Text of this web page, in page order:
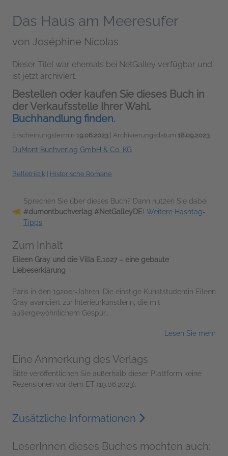
Das Haus am Meeresufer
von Joséphine Nicolas
Dieser Titel war ehemals bei NetGalley verfügbar und
ist jetzt archiviert.
Bestellen oder kaufen Sie dieses Buch in
der Verkaufsstelle Ihrer Wahl.
Buchhandlung finden.
Erscheinungstermin 19.06.2023 | Archivierungsdatum 18.09.2023
DuMont Buchverlag GmbH & Co. KG
Belletristik Historische Romane
Sprechen Sie über dieses Buch? Dann nutzen Sie dabei
#dumontbuchverlag #NetGalleyDE! Weitere Hashtag-
Tipps
Zum Inhalt
Eileen Gray und die Villa E.1027 – eine gebaute
Liebeserklärung
Paris in den 1920er-Jahren: Die einstige Kunststudentin Eileen
Gray avanciert zur Interieurkünstlerin, die mit
außergewöhnlichem Gespür...
Lesen Sie mehr
Eine Anmerkung des Verlags
Bitte veröffentlichen Sie außerhalb dieser Plattform keine
Rezensionen vor dem ET (19.06.2023).
Zusätzliche Informationen
LeserInnen dieses Buches mochten auch: